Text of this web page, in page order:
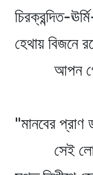
চিরক্রন্দিত-
হেথায় বিজনে
আপন
"মানবের প্রাণ
সেই